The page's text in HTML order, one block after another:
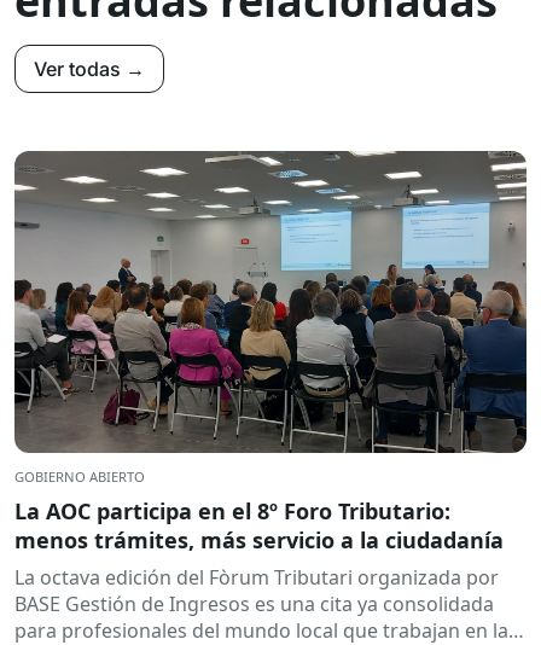
Ver todas →
GOBIERNO ABIERTO
La AOC participa en el 8º Foro Tributario:
menos trámites, más servicio a la ciudadanía
La octava edición del Fòrum Tributari organizada por
BASE Gestión de Ingresos es una cita ya consolidada
para profesionales del mundo local que trabajan en la